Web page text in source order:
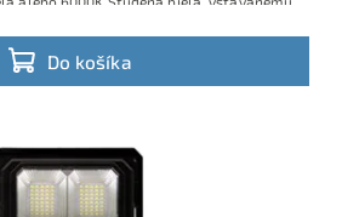
Do košíka